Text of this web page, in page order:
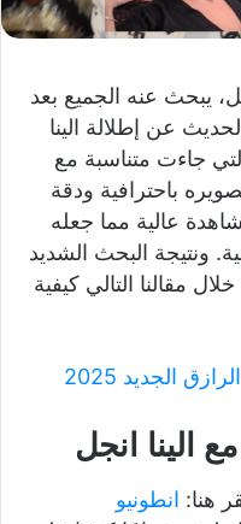
يبحث عنه الجميع بعد
عن إطلالة الينا
جاءت متناسبة مع
باحترافية ودقة
عالية مما جعله
ونتيجة البحث الشديد
مقالنا التالي كيفية
الجديد 2025
الينا انجل
هنا: انطونيو